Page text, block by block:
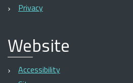
Privacy
Website
Accessibility